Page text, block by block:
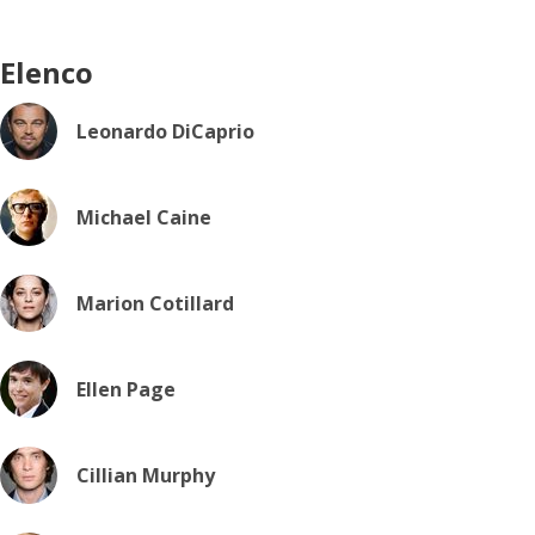
Elenco
Leonardo DiCaprio
Michael Caine
Marion Cotillard
Ellen Page
Cillian Murphy